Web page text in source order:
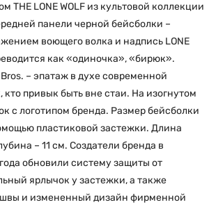
THE LONE WOLF из культовой коллекции
панели черной бейсболки –
воющего волка и надпись LONE
как «одиночка», «бирюк».
– эпатаж в духе современной
кто привык быть вне стаи. На изогнутом
с логотипом бренда. Размер бейсболки
пластиковой застежки. Длина
– 11 см. Создатели бренда в
обновили систему защиты от
ярлычок у застежки, а также
и измененный дизайн фирменной